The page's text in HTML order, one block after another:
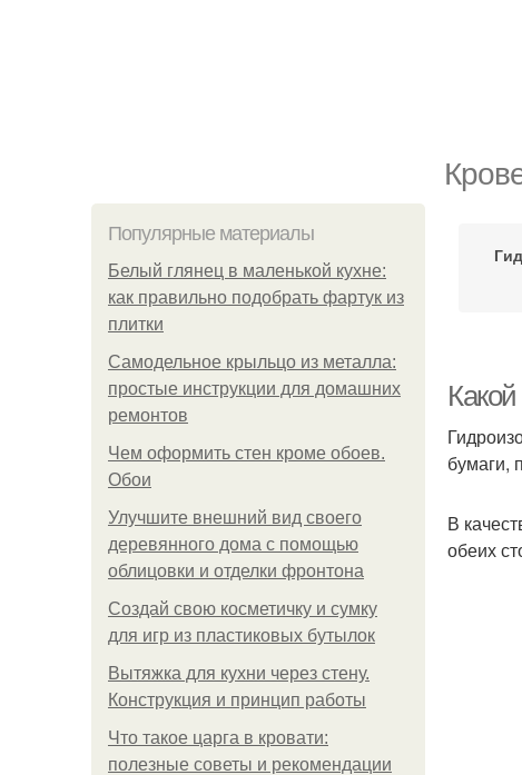
Популярные материалы
Белый глянец в маленькой кухне:
как правильно подобрать фартук из
плитки
Самодельное крыльцо из металла:
простые инструкции для домашних
ремонтов
Чем оформить стен кроме обоев.
Обои
Улучшите внешний вид своего
деревянного дома с помощью
облицовки и отделки фронтона
Создай свою косметичку и сумку
для игр из пластиковых бутылок
Вытяжка для кухни через стену.
Конструкция и принцип работы
Что такое царга в кровати:
полезные советы и рекомендации
бумаги,
В
обеих